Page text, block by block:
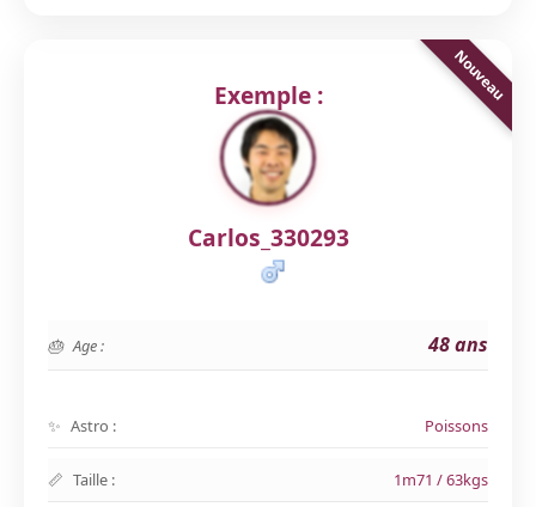
Exemple :
Carlos_330293
Age : 48 ans
Astro : Poissons
Taille : 1m71 / 63kgs